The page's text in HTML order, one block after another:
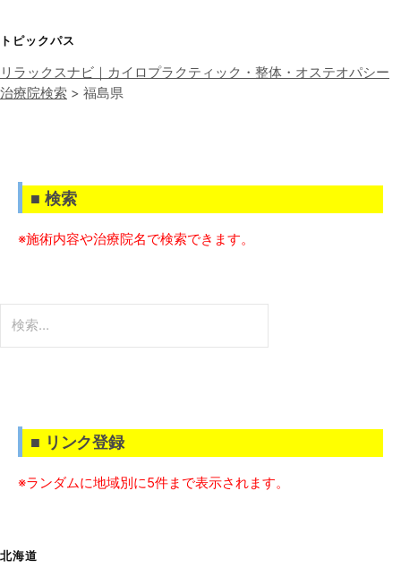
トピックパス
リラックスナビ｜カイロプラクティック・整体・オステオパシー
治療院検索 > 福島県
■ 検索
※施術内容や治療院名で検索できます。
索:
■ リンク登録
※ランダムに地域別に5件まで表示されます。
北海道